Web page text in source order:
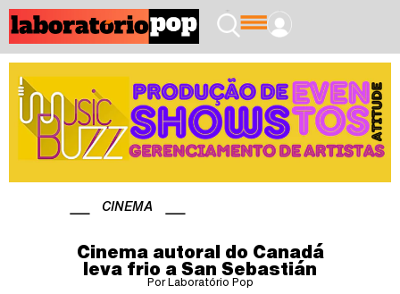
CINEMA
Cinema autoral do Canadá
leva frio a San Sebastián
Por Laboratório Pop